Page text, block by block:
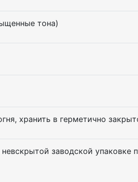
тона)
хранить в герметично
заводской упаковке